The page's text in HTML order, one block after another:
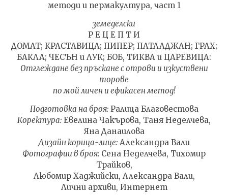
методи и пермакултура, част 1
земеделски
Р Е Ц Е П Т И
ДОМАТ; КРАСТАВИЦА; ПИПЕР; ПАТЛАДЖАН; ГРАХ;
БАКЛА; ЧЕСЪН и ЛУК; БОБ, ТИКВА и ЦАРЕВИЦА:
Отглеждане без пръскане с отрови и изкуствени
торове
по мой личен и ефикасен метод!
Подготовка на броя:Ралица Благовестова
Коректура: Евелина Чакърова, Таня Неделчева,
Яна Данаилова
Дизайн корица-лице: Александра Вали
Фотографии в броя: Сена Неделчева, Тихомир
Трайков,
Любомир Хаджийски, Александра Вали,
Лични архиви, Интернет